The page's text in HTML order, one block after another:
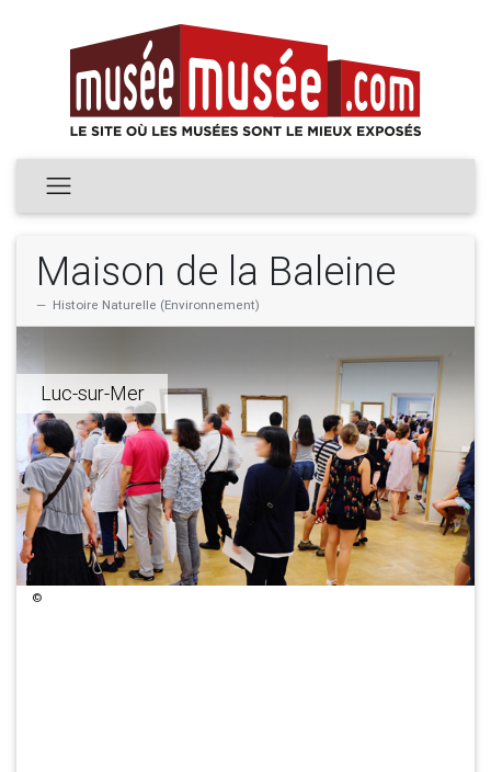
Maison de la Baleine
Histoire Naturelle (Environnement)
Luc-sur-Mer
©